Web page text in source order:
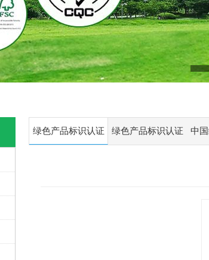
绿色产品标识认证 绿色产品标识认证 中